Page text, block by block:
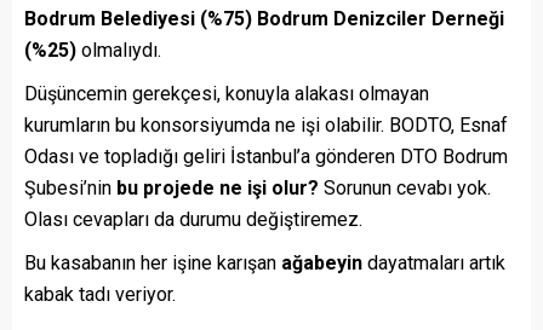
Bodrum Belediyesi (%75) Bodrum Denizciler Derneği
(%25) olmalıydı.
Düşüncemin gerekçesi, konuyla alakası olmayan
kurumların bu konsorsiyumda ne işi olabilir. BODTO, Esnaf
Odası ve topladığı geliri İstanbul’a gönderen DTO Bodrum
Şubesi’nin bu projede ne işi olur? Sorunun cevabı yok.
Olası cevapları da durumu değiştiremez.
Bu kasabanın her işine karışan ağabeyin dayatmaları artık
kabak tadı veriyor.